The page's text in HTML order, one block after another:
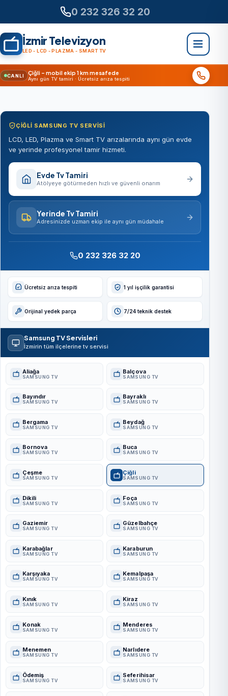
0 232 326 32 20
İzmir Televizyon
LED - LCD - PLAZMA - SMART TV
CANLI Çiğli – mobil ekip 1 km mesafede
Aynı gün TV tamiri · Ücretsiz arıza tespiti
ÇIĞLI SAMSUNG TV SERVISI
LCD, LED, Plazma ve Smart TV arızalarında aynı gün evde
ve yerinde profesyonel tamir hizmeti.
Evde Tv Tamiri
Atölyeye götürmeden hızlı ve güvenli onarım
Yerinde Tv Tamiri
Adresinizde uzman ekip ile aynı gün müdahale
0 232 326 32 20
Ücretsiz arıza tespiti 1 yıl işçilik garantisi
Orijinal yedek parça 7/24 teknik destek
Samsung TV Servisleri
İzmirin tüm ilçelerine tv servisi
Aliağa
SAMSUNG TV
Balçova
SAMSUNG TV
Bayındır
SAMSUNG TV
Bayraklı
SAMSUNG TV
Bergama
SAMSUNG TV
Beydağ
SAMSUNG TV
Bornova
SAMSUNG TV
Buca
SAMSUNG TV
Çeşme
SAMSUNG TV
Çiğli
SAMSUNG TV
Dikili
SAMSUNG TV
Foça
SAMSUNG TV
Gaziemir
SAMSUNG TV
Güzelbahçe
SAMSUNG TV
Karabağlar
SAMSUNG TV
Karaburun
SAMSUNG TV
Karşıyaka
SAMSUNG TV
Kemalpaşa
SAMSUNG TV
Kınık
SAMSUNG TV
Kiraz
SAMSUNG TV
Konak
SAMSUNG TV
Menderes
SAMSUNG TV
Menemen
SAMSUNG TV
Narlıdere
SAMSUNG TV
Ödemiş
SAMSUNG TV
Seferihisar
SAMSUNG TV